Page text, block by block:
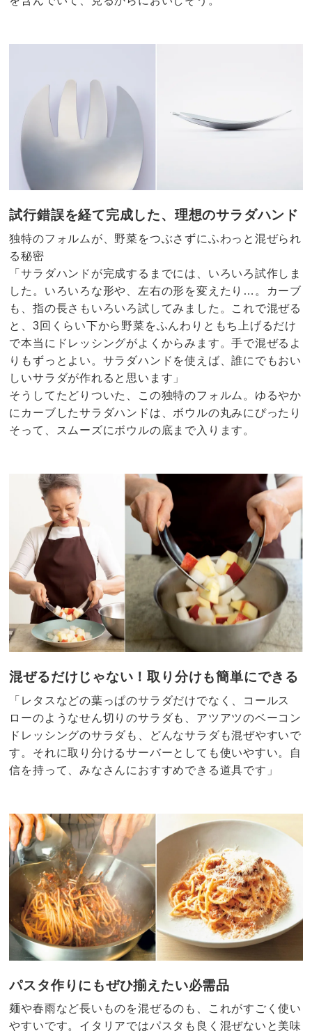
試行錯誤を経て完成した、理想のサラダハンド
独特のフォルムが、野菜をつぶさずにふわっと混ぜられ
る秘密
「サラダハンドが完成するまでには、いろいろ試作しま
した。いろいろな形や、左右の形を変えたり…。カーブ
も、指の長さもいろいろ試してみました。これで混ぜる
と、3回くらい下から野菜をふんわりともち上げるだけ
で本当にドレッシングがよくからみます。手で混ぜるよ
りもずっとよい。サラダハンドを使えば、誰にでもおい
しいサラダが作れると思います」
そうしてたどりついた、この独特のフォルム。ゆるやか
にカーブしたサラダハンドは、ボウルの丸みにぴったり
そって、スムーズにボウルの底まで入ります。
混ぜるだけじゃない！取り分けも簡単にできる
「レタスなどの葉っぱのサラダだけでなく、コールス
ローのようなせん切りのサラダも、アツアツのベーコン
ドレッシングのサラダも、どんなサラダも混ぜやすいで
す。それに取り分けるサーバーとしても使いやすい。自
信を持って、みなさんにおすすめできる道具です」
パスタ作りにもぜひ揃えたい必需品
麺や春雨など長いものを混ぜるのも、これがすごく使い
やすいです。イタリアではパスタも良く混ぜないと美味